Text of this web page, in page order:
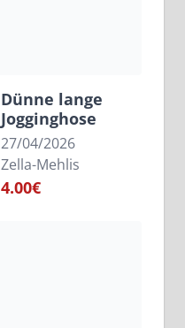
Dünne lange
Jogginghose
27/04/2026
Zella-Mehlis
4.00€